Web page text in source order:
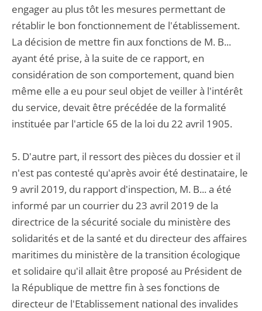
engager au plus tôt les mesures permettant de
rétablir le bon fonctionnement de l'établissement.
La décision de mettre fin aux fonctions de M. B...
ayant été prise, à la suite de ce rapport, en
considération de son comportement, quand bien
même elle a eu pour seul objet de veiller à l'intérêt
du service, devait être précédée de la formalité
instituée par l'article 65 de la loi du 22 avril 1905.
5. D'autre part, il ressort des pièces du dossier et il
n'est pas contesté qu'après avoir été destinataire, le
9 avril 2019, du rapport d'inspection, M. B... a été
informé par un courrier du 23 avril 2019 de la
directrice de la sécurité sociale du ministère des
solidarités et de la santé et du directeur des affaires
maritimes du ministère de la transition écologique
et solidaire qu'il allait être proposé au Président de
la République de mettre fin à ses fonctions de
directeur de l'Etablissement national des invalides